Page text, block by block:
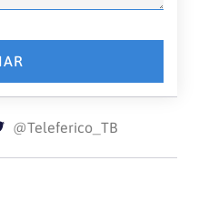
@Teleferico_TB